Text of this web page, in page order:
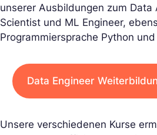
unserer Ausbildungen zum Data
Scientist und ML Engineer,
Programmiersprache Python
Data Engineer
Unsere verschiedenen Kurse